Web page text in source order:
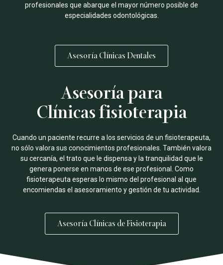
profesionales que abarque el mayor número posible de
especialidades odontológicas.
Asesoría Clínicas Dentales
Asesoría para
Clínicas fisioterapia
Cuando un paciente recurre a los servicios de un fisioterapeuta,
no sólo valora sus conocimientos profesionales. También valora
su cercanía, el trato que le dispensa y la tranquilidad que le
genera ponerse en manos de ese profesional. Como
fisioterapeuta esperas lo mismo del profesional al que
encomiendas el asesoramiento y gestión de tu actividad.
Asesoría Clínicas de Fisioterapia